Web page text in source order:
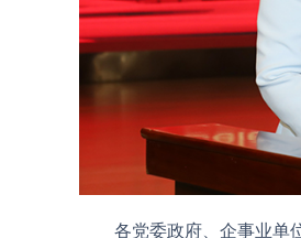
各党委政府、企事业单位